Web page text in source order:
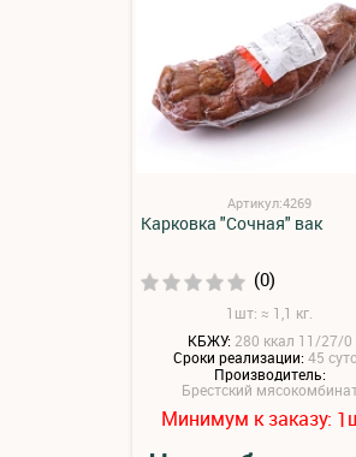
Артикул:4269
Карковка "Сочная" вак
(0)
1шт: ≈ 1,1 кг.
КБЖУ: 280 ккал 11/27/0
Сроки реализации:45
Производитель:
Брестский
Минимум к заказу: 1